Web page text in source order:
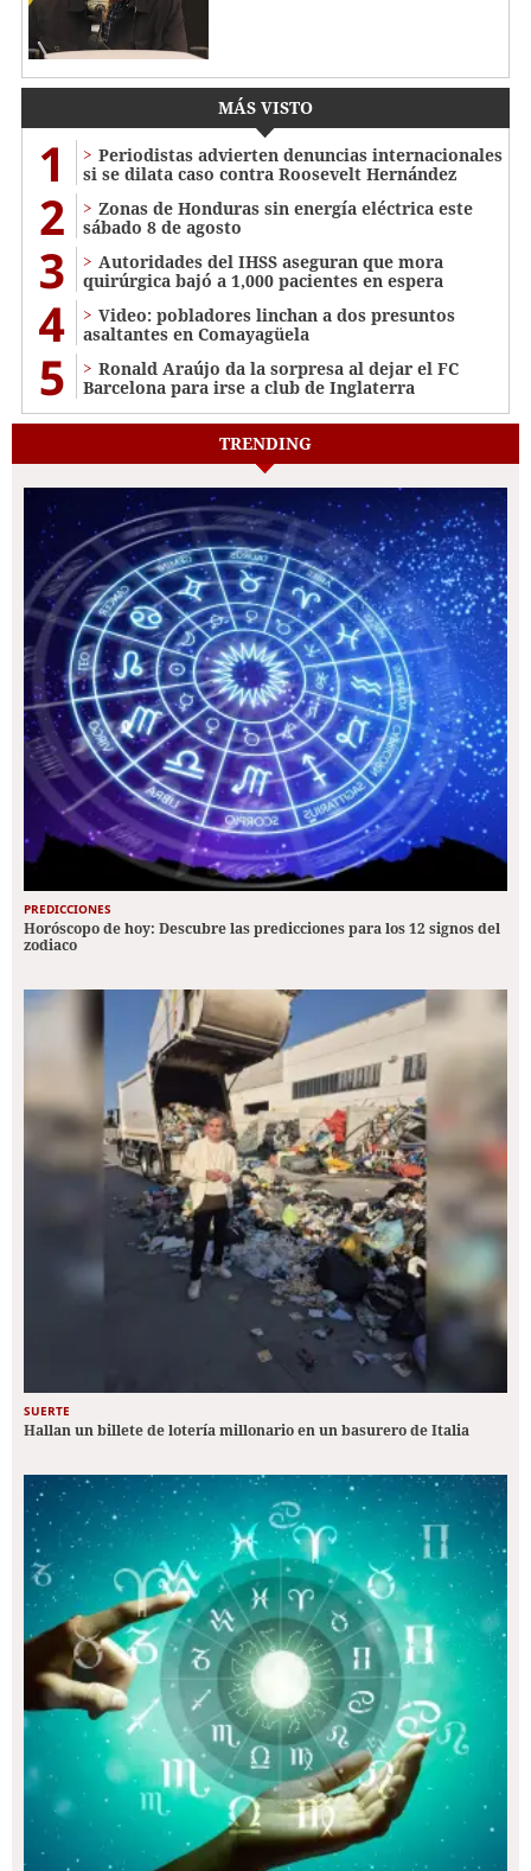
MÁS VISTO
1
Periodistas advierten denuncias internacionales
si se dilata caso contra Roosevelt Hernández
2
Zonas de Honduras sin energía eléctrica este
sábado 8 de agosto
3
Autoridades del IHSS aseguran que mora
quirúrgica bajó a 1,000 pacientes en espera
4
Video: pobladores linchan a dos presuntos
asaltantes en Comayagüela
5
Ronald Araújo da la sorpresa al dejar el FC
Barcelona para irse a club de Inglaterra
TRENDING
PREDICCIONES
Horóscopo de hoy: Descubre las predicciones para los 12 signos del
zodiaco
SUERTE
Hallan un billete de lotería millonario en un basurero de Italia